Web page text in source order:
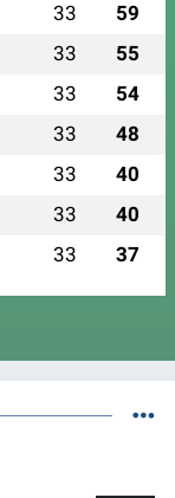
33 59
33 55
33 54
33 48
33 40
33 40
33 37